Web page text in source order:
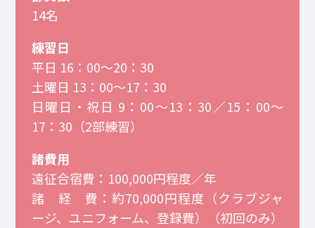
14名
練習日
平日 16：00～20：30
土曜日 13：00～17：30
日曜日・祝日 9：00～13：30／15：00～
17：30（2部練習）
諸費用
遠征合宿費：100,000円程度／年
諸 経 費：約70,000円程度（クラブジャ
ージ、ユニフォーム、登録費）（初回のみ）